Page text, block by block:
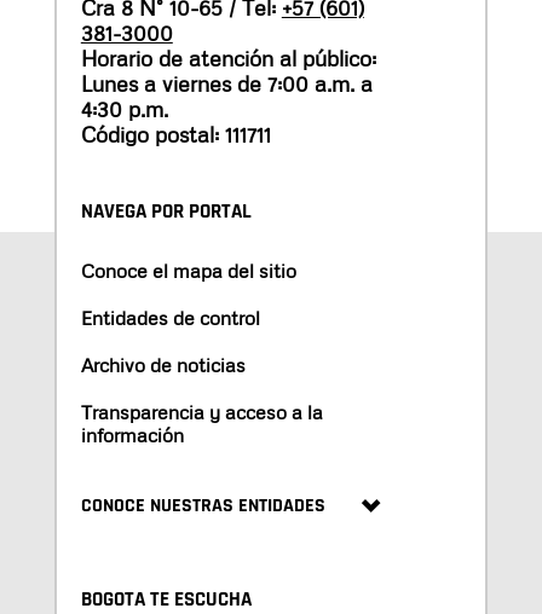
Cra 8 N° 10-65 / Tel: +57 (601)
381-3000
Horario de atención al público:
Lunes a viernes de 7:00 a.m. a
4:30 p.m.
Código postal: 111711
NAVEGA POR PORTAL
Conoce el mapa del sitio
Entidades de control
Archivo de noticias
Transparencia y acceso a la
información
CONOCE NUESTRAS ENTIDADES
BOGOTA TE ESCUCHA